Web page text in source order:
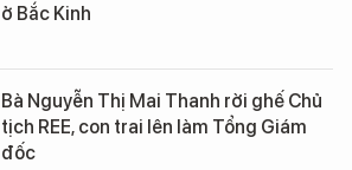
ở Bắc Kinh
Bà Nguyễn Thị Mai Thanh rời ghế Chủ
tịch REE, con trai lên làm Tổng Giám
đốc